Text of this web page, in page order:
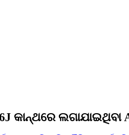
କାନ୍ଥରେ ଲଗାଯାଇଥିବା